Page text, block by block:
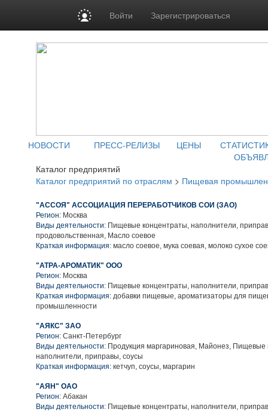
Войти Зарегистрироваться
НОВОСТИ ПРЕСС-РЕЛИЗЫ ЦЕНЫ
Каталог предприятий
Каталог предприятий по отраслям > Пищевая
"АССОЯ" АССОЦИАЦИЯ ПЕРЕРАБОТЧИКОВ СОИ (ЗАО)
Регион: Москва
Виды деятельности: Пищевые концентраты, наполнители,
продовольственная, Масло соевое
Краткая информация: масло соевое, мука соевая, молоко сухое
"АТРА-АРОМАТИК" ООО
Регион: Москва
Виды деятельности: Пищевые концентраты, наполнители,
Краткая информация: добавки пищевые, ароматизаторы для
промышленности
"АЯКС" ЗАО
Регион: Санкт-Петербург
Виды деятельности: Продукция маргариновая, Майонез, Пищевые
наполнители, приправы, соусы
Краткая информация: кетчуп, соусы, маргарин
"АЯН" ОАО
Регион: Абакан
Виды деятельности: Пищевые концентраты, наполнители,